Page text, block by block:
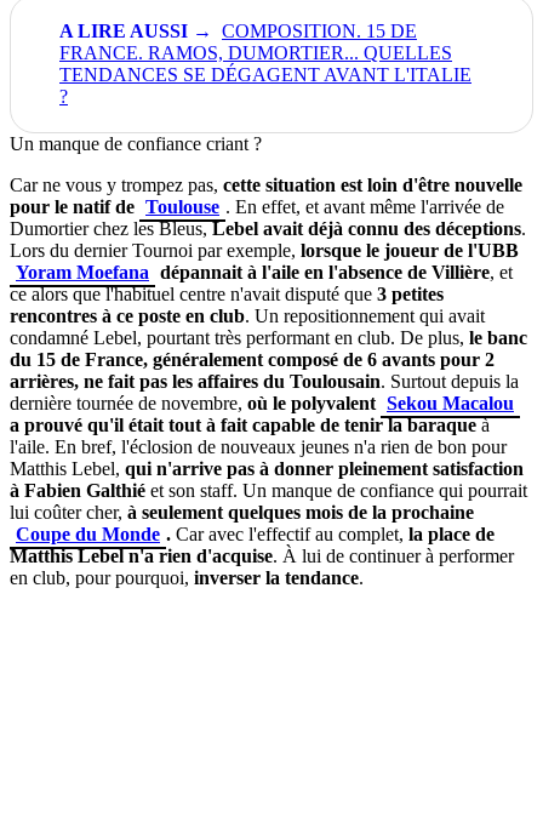
COMPOSITION. 15 DE
FRANCE. RAMOS, DUMORTIER... QUELLES
TENDANCES SE DÉGAGENT AVANT L'ITALIE
?
Un manque de confiance criant ?
Car ne vous y trompez pas, cette situation est loin d'être nouvelle
pour le natif de Toulouse . En effet, et avant même l'arrivée de
Dumortier chez les Bleus,Lebel avait déjà connu des déceptions.
Lors du dernier Tournoi par exemple, lorsque le joueur de l'UBB
Yoram Moefana dépannait à l'aile en l'absence de Villière, et
ce alors que l'habituel centre n'avait disputé que 3 petites
rencontres à ce poste en club. Un repositionnement qui avait
condamné Lebel, pourtant très performant en club. De plus, le banc
du 15 de France, généralement composé de 6 avants pour 2
arrières, ne fait pas les affaires du Toulousain. Surtout depuis la
dernière tournée de novembre, où le polyvalent Sekou Macalou
a prouvé qu'il était tout à fait capable de tenir la baraqueà
l'aile. En bref, l'éclosion de nouveaux jeunes n'a rien de bon pour
Matthis Lebel, qui n'arrive pas à donner pleinement satisfaction
à Fabien Galthié et son staff. Un manque de confiance qui pourrait
lui coûter cher, à seulement quelques mois de la prochaine
Coupe du Monde . Car avec l'effectif au complet, la place de
Matthis Lebel n'a rien d'acquise. À lui de continuer à performer
en club, pour pourquoi, inverser la tendance.